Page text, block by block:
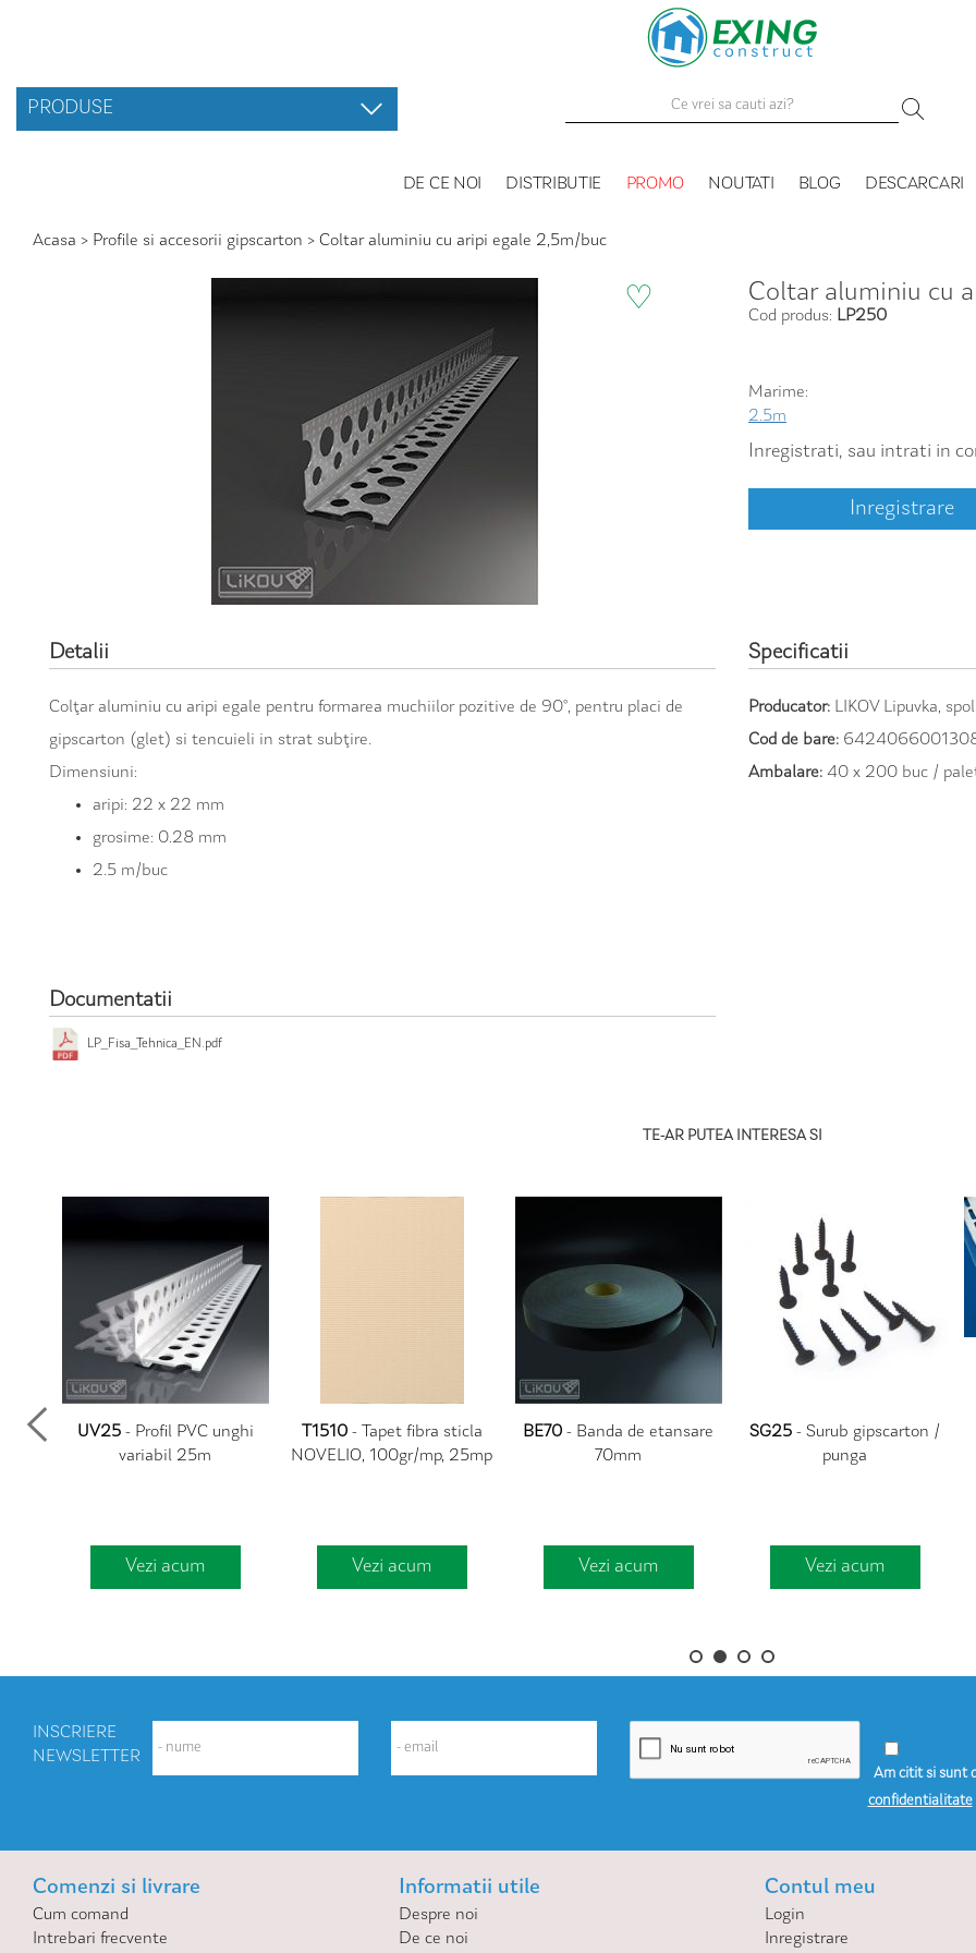
PRODUSE
DE CE NOI DISTRIBUTIE PROMO NOUTATI BLOG DESCARCARI
Acasa > Profile si accesorii gipscarton > Coltar aluminiu cu aripi egale 2,5m/buc
♡ Coltar aluminiu cu
Cod produs: LP250
Marime:
2.5m
Inregistrati, sau intrati in
Inregistrare
Detalii
Colţar aluminiu cu aripi egale pentru formarea muchiilor pozitive de 90°, pentru placi de
gipscarton (glet) si tencuieli in strat subţire.
Dimensiuni:
aripi: 22 x 22 mm
grosime: 0.28 mm
2.5 m/buc
Documentatii
LP_Fisa_Tehnica_EN.pdf
Specificatii
Producator: LIKOV Lipuvka,
Cod de bare:
Ambalare: 40 x 200 buc /
TE-AR PUTEA INTERESA SI
UV25- Profil PVC unghi
variabil 25m
Vezi acum
T1510- Tapet fibra sticla
NOVELIO, 100gr/mp, 25mp
Vezi acum
BE70 - Banda de etansare
70mm
Vezi acum
SG25 - Surub gipscarton /
punga
Vezi acum
INSCRIERE
NEWSLETTER
Am citit si sunt
confidentialitate
Comenzi si livrare
Cum comand
Intrebari frecvente
Informatii utile
Despre noi
De ce noi
Contul meu
Login
Inregistrare